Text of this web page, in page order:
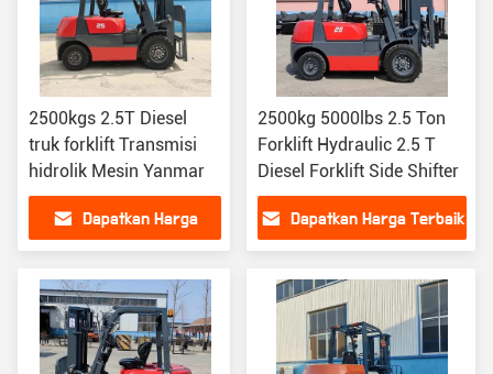
2500kgs 2.5T Diesel
truk forklift Transmisi
hidrolik Mesin Yanmar
Dapatkan Harga
2500kg 5000lbs 2.5 Ton
Forklift Hydraulic 2.5 T
Diesel Forklift Side Shifter
Dapatkan Harga Terbaik